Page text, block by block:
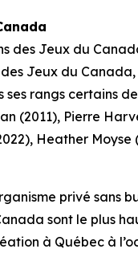
des Jeux du
Jeux du
rangs certains
(2011), Pierre
Heather
privé
sont le plus
à Québec à